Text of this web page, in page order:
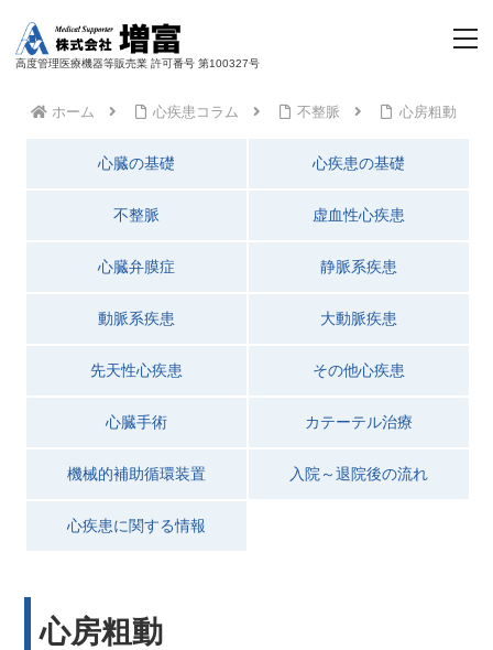
高度管理医療機器等販売業 許可番号 第100327号
ホーム 心疾患コラム 不整脈 心房粗動
心臓の基礎 心疾患の基礎
不整脈 虚血性心疾患
心臓弁膜症 静脈系疾患
動脈系疾患 大動脈疾患
先天性心疾患 その他心疾患
心臓手術 カテーテル治療
機械的補助循環装置 入院～退院後の流れ
心疾患に関する情報
心房粗動